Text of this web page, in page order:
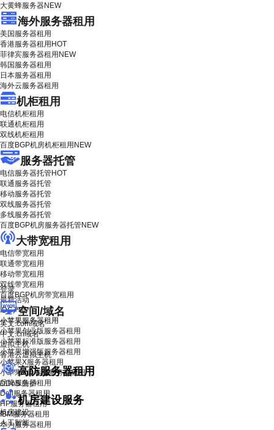
大黄蜂服务器NEW
海外服务器租用
美国服务器租用
香港服务器租用 HOT
菲律宾服务器租用 NEW
韩国服务器租用
日本服务器租用
海外云服务器租用
机柜租用
电信机柜租用
联通机柜租用
双线机柜租用
百度BGP机房机柜租用 NEW
服务器托管
电信服务器托管HOT
联通服务器托管
移动服务器托管
双线服务器托管
多线服务器托管
百度BGP机房服务器托管NEW
大带宽租用
电信带宽租用
联通带宽租用
移动带宽租用
双线带宽租用
百度BGP机房带宽租用
空间/域名
英文.com域名
中文.cn域名
虚拟主机
香港云虚拟主机
高防服务器租用
DDoS 防护
机房建设服务
机房建设
人工智能
登录
最新活动
IDC产品
小苹果服务器租用
小苹果创业版服务器租用
小苹果标准版服务器租用
小苹果增强版服务器租用
小苹果X服务器租用
小苹果X青春版服务器租用
品牌服务器租用
Dell服务器租用
HP服务器租用
IBM服务器租用
华为服务器租用